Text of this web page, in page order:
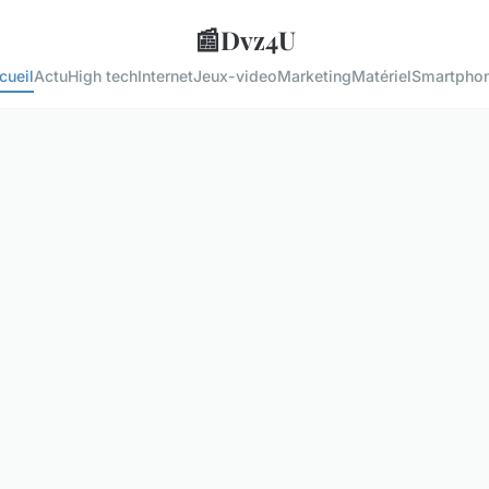
📰Dvz4U
ActuHigh techInternetJeux-videoMarketingMatériel